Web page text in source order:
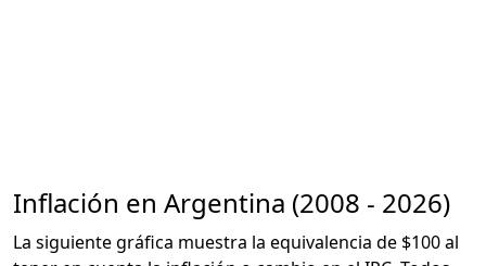
Inflación en Argentina (2008 - 2026)
La siguiente gráfica muestra la equivalencia de $100 al